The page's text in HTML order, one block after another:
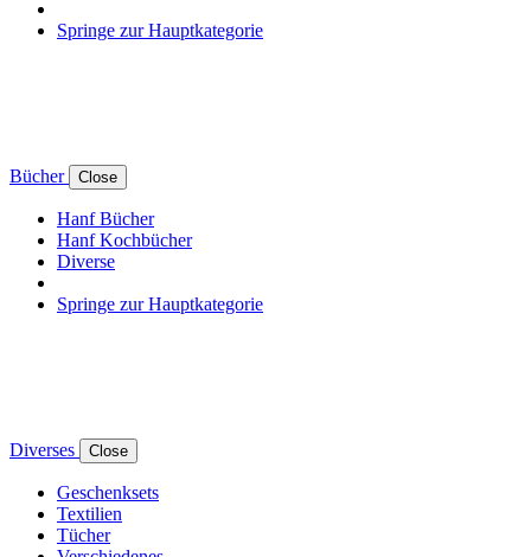
Springe zur Hauptkategorie
Bücher Close
Hanf Bücher
Hanf Kochbücher
Diverse
Springe zur Hauptkategorie
Diverses Close
Geschenksets
Textilien
Tücher